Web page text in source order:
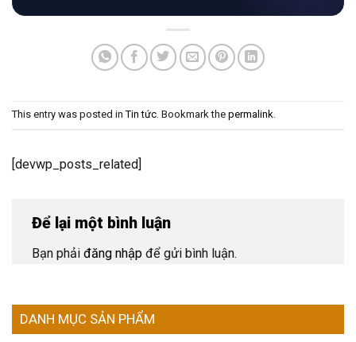
This entry was posted inTin tức. Bookmark the permalink.
[devwp_posts_related]
Để lại một bình luận
Bạn phải đăng nhập để gửi bình luận.
DANH MỤC SẢN PHẨM